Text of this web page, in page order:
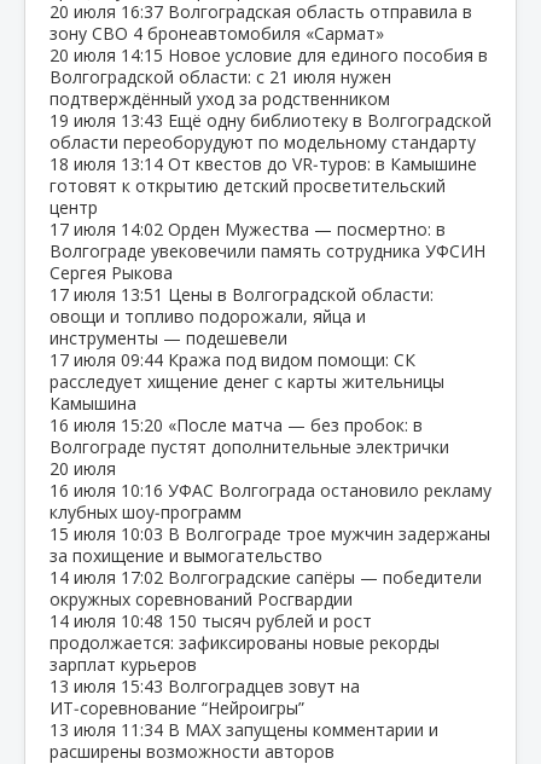
20 июля 16:37 Волгоградская область отправила в
зону СВО 4 бронеавтомобиля «Сармат»
20 июля 14:15 Новое условие для единого пособия в
Волгоградской области: с 21 июля нужен
подтверждённый уход за родственником
19 июля 13:43 Ещё одну библиотеку в Волгоградской
области переоборудуют по модельному стандарту
18 июля 13:14 От квестов до VR‑туров: в Камышине
готовят к открытию детский просветительский
центр
17 июля 14:02 Орден Мужества — посмертно: в
Волгограде увековечили память сотрудника УФСИН
Сергея Рыкова
17 июля 13:51 Цены в Волгоградской области:
овощи и топливо подорожали, яйца и
инструменты — подешевели
17 июля 09:44 Кража под видом помощи: СК
расследует хищение денег с карты жительницы
Камышина
16 июля 15:20 «После матча — без пробок: в
Волгограде пустят дополнительные электрички
20 июля
16 июля 10:16 УФАС Волгограда остановило рекламу
клубных шоу‑программ
15 июля 10:03 В Волгограде трое мужчин задержаны
за похищение и вымогательство
14 июля 17:02 Волгоградские сапёры — победители
окружных соревнований Росгвардии
14 июля 10:48 150 тысяч рублей и рост
продолжается: зафиксированы новые рекорды
зарплат курьеров
13 июля 15:43 Волгоградцев зовут на
ИТ‑соревнование “Нейроигры”
13 июля 11:34 В МАХ запущены комментарии и
расширены возможности авторов